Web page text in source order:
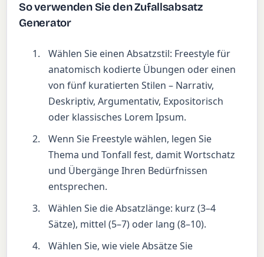
So verwenden Sie den Zufallsabsatz
Generator
Wählen Sie einen Absatzstil: Freestyle für
anatomisch kodierte Übungen oder einen
von fünf kuratierten Stilen – Narrativ,
Deskriptiv, Argumentativ, Expositorisch
oder klassisches Lorem Ipsum.
Wenn Sie Freestyle wählen, legen Sie
Thema und Tonfall fest, damit Wortschatz
und Übergänge Ihren Bedürfnissen
entsprechen.
Wählen Sie die Absatzlänge: kurz (3–4
Sätze), mittel (5–7) oder lang (8–10).
Wählen Sie, wie viele Absätze Sie